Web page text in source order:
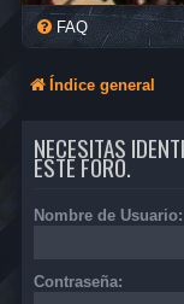
FAQ
Índice general
NECESITAS
ESTE FORO.
Nombre de Usuario:
Contraseña: